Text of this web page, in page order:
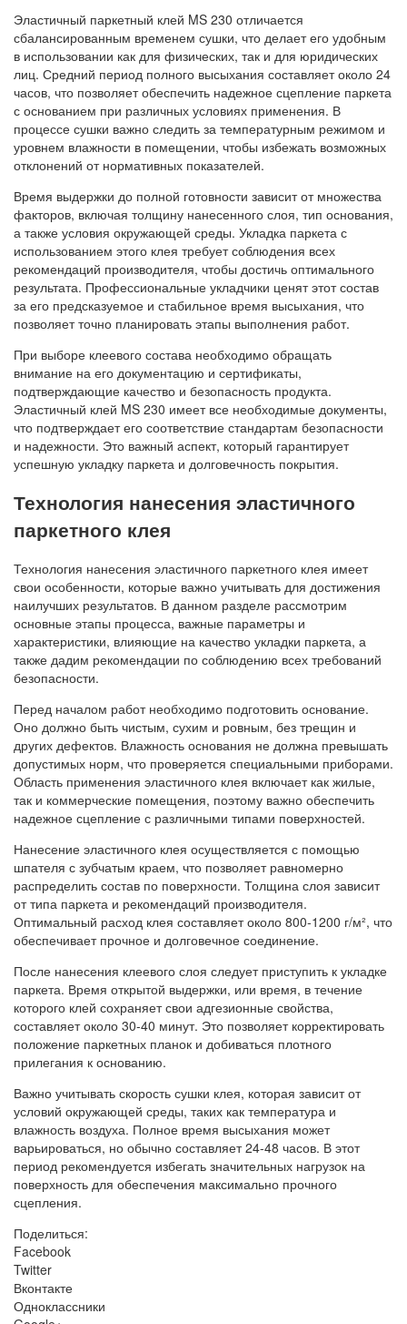
Эластичный паркетный клей MS 230 отличается
сбалансированным временем сушки, что делает его удобным
в использовании как для физических, так и для юридических
лиц. Средний период полного высыхания составляет около 24
часов, что позволяет обеспечить надежное сцепление паркета
с основанием при различных условиях применения. В
процессе сушки важно следить за температурным режимом и
уровнем влажности в помещении, чтобы избежать возможных
отклонений от нормативных показателей.
Время выдержки до полной готовности зависит от множества
факторов, включая толщину нанесенного слоя, тип основания,
а также условия окружающей среды. Укладка паркета с
использованием этого клея требует соблюдения всех
рекомендаций производителя, чтобы достичь оптимального
результата. Профессиональные укладчики ценят этот состав
за его предсказуемое и стабильное время высыхания, что
позволяет точно планировать этапы выполнения работ.
При выборе клеевого состава необходимо обращать
внимание на его документацию и сертификаты,
подтверждающие качество и безопасность продукта.
Эластичный клей MS 230 имеет все необходимые документы,
что подтверждает его соответствие стандартам безопасности
и надежности. Это важный аспект, который гарантирует
успешную укладку паркета и долговечность покрытия.
Технология нанесения эластичного
паркетного клея
Технология нанесения эластичного паркетного клея имеет
свои особенности, которые важно учитывать для достижения
наилучших результатов. В данном разделе рассмотрим
основные этапы процесса, важные параметры и
характеристики, влияющие на качество укладки паркета, а
также дадим рекомендации по соблюдению всех требований
безопасности.
Перед началом работ необходимо подготовить основание.
Оно должно быть чистым, сухим и ровным, без трещин и
других дефектов. Влажность основания не должна превышать
допустимых норм, что проверяется специальными приборами.
Область применения эластичного клея включает как жилые,
так и коммерческие помещения, поэтому важно обеспечить
надежное сцепление с различными типами поверхностей.
Нанесение эластичного клея осуществляется с помощью
шпателя с зубчатым краем, что позволяет равномерно
распределить состав по поверхности. Толщина слоя зависит
от типа паркета и рекомендаций производителя.
Оптимальный расход клея составляет около 800-1200 г/м², что
обеспечивает прочное и долговечное соединение.
После нанесения клеевого слоя следует приступить к укладке
паркета. Время открытой выдержки, или время, в течение
которого клей сохраняет свои адгезионные свойства,
составляет около 30-40 минут. Это позволяет корректировать
положение паркетных планок и добиваться плотного
прилегания к основанию.
Важно учитывать скорость сушки клея, которая зависит от
условий окружающей среды, таких как температура и
влажность воздуха. Полное время высыхания может
варьироваться, но обычно составляет 24-48 часов. В этот
период рекомендуется избегать значительных нагрузок на
поверхность для обеспечения максимально прочного
сцепления.
Поделиться:
Facebook
Twitter
Вконтакте
Одноклассники